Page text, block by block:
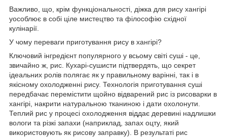
Важливо, що, крім функціональності, діжка для рису хангірі
уособлює в собі ціле мистецтво та філософію східної
кулінарії.
У чому переваги приготування рису в хангірі?
Ключовий інгредієнт популярного у всьому світі суші - це,
звичайно ж, рис. Кухарі-сушисти підтвердять, що секрет
ідеальних ролів полягає як у правильному варінні, так і в
якісному охолодженні рису. Технологія приготування суші
передбачає перемістити щойно відварений рис із рисоварки в
хангірі, накрити натуральною тканиною і дати охолонути.
Теплий рис у процесі охолодження віддає деревині надлишки
вологи та різкі запахи (наприклад, запах оцту, який
використовують як рисову заправку). В результаті рис